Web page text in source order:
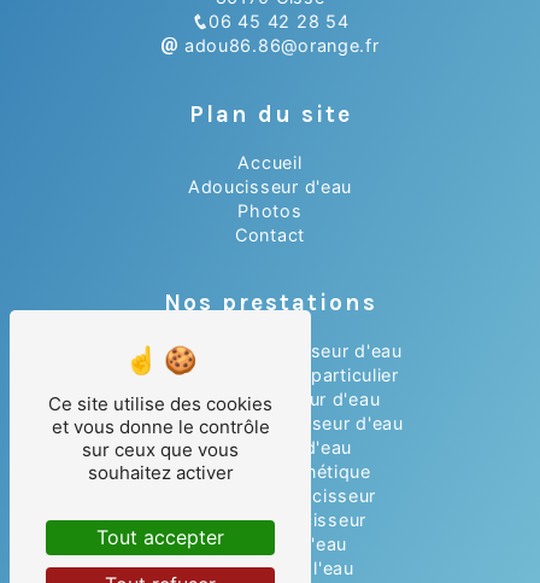
06 45 42 28 54
adou86.86@orange.fr
Plan du site
Accueil
Adoucisseur d'eau
Photos
Contact
Nos prestations
Installation adoucisseur d'eau
Adoucisseur d'eau particulier
Achat adoucisseur d'eau
Dépannage adoucisseur d'eau
Adoucisseur d'eau
Anti-tartre magnétique
Installateur adoucisseur
Entretien adoucisseur
Purificateur d'eau
Traitement de l'eau
Ce site utilise des cookies
et vous donne le contrôle
sur ceux que vous
souhaitez activer
Tout accepter